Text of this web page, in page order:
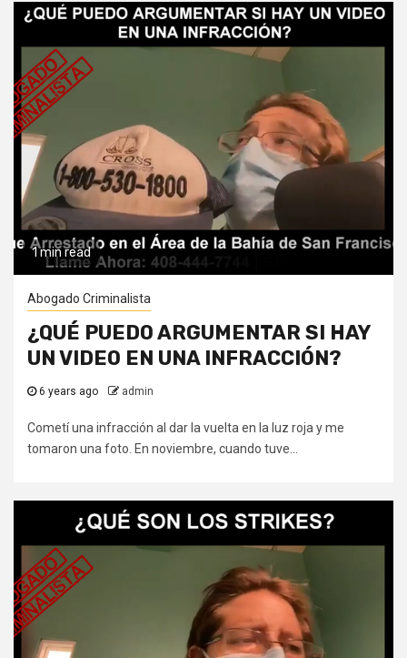
1 min read
Abogado Criminalista
¿QUÉ PUEDO ARGUMENTAR SI HAY
UN VIDEO EN UNA INFRACCIÓN?
6 years ago admin
Cometí una infracción al dar la vuelta en la luz roja y me
tomaron una foto. En noviembre, cuando tuve...